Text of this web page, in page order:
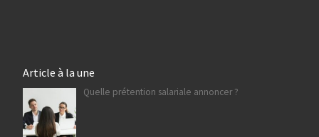
Article à la une
Quelle prétention salariale annoncer ?